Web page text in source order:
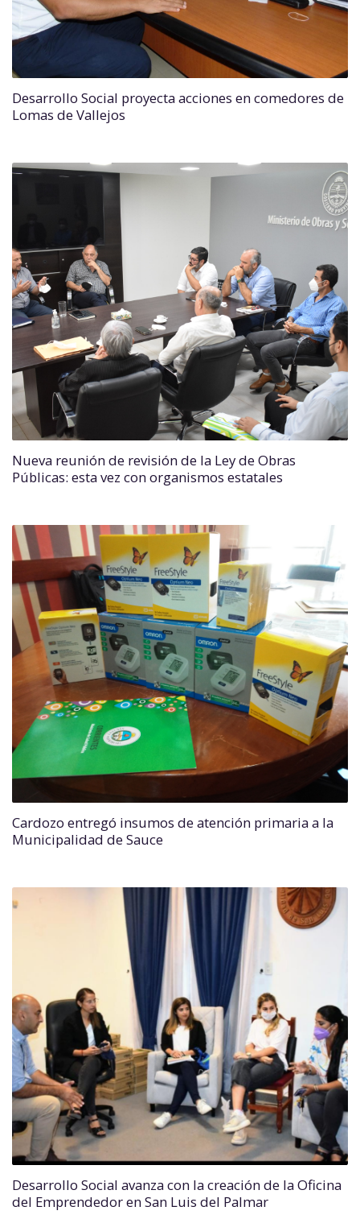
Desarrollo Social proyecta acciones en comedores de
Lomas de Vallejos
Nueva reunión de revisión de la Ley de Obras
Públicas: esta vez con organismos estatales
Cardozo entregó insumos de atención primaria a la
Municipalidad de Sauce
Desarrollo Social avanza con la creación de la Oficina
del Emprendedor en San Luis del Palmar